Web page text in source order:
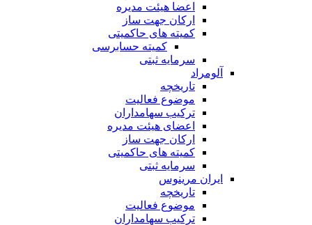
اعضا هیئت مدیره
ارکان جهت ساز
کمیته های حاکمیتی
کمیته حسابرسی
سرمایه ثبتی
آلومراد
تاریخچه
موضوع فعالیت
ترکیب سهامداران
اعضای هیئت مدیره
ارکان جهت ساز
کمیته های حاکمیتی
سرمایه ثبتی
ایران مرینوس
تاریخچه
موضوع فعالیت
ترکیب سهامداران